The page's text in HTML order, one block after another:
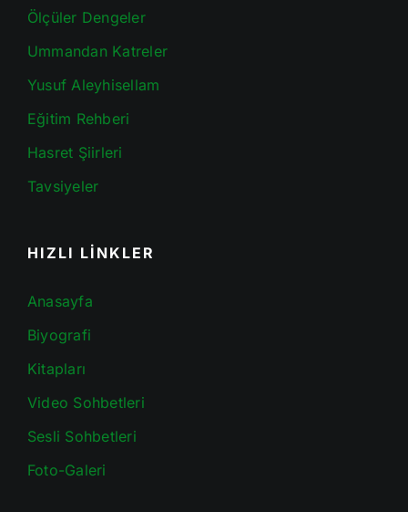
Ölçüler Dengeler
Ummandan Katreler
Yusuf Aleyhisellam
Eğitim Rehberi
Hasret Şiirleri
Tavsiyeler
HIZLI LİNKLER
Anasayfa
Biyografi
Kitapları
Video Sohbetleri
Sesli Sohbetleri
Foto-Galeri